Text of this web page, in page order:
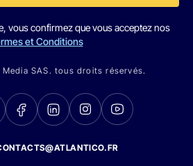
vous confirmez que vous acceptez nos
et Conditions
SAS. tous droits réservés.